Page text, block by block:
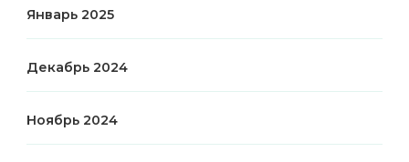
Январь 2025
Декабрь 2024
Ноябрь 2024